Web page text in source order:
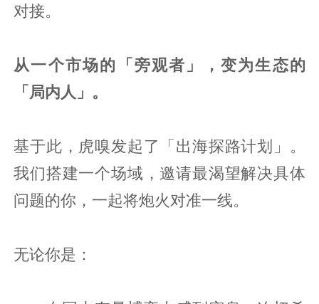
对接。
从一个市场的「旁观者」，变为生态的
「局内人」。
基于此，虎嗅发起了「出海探路计划」。
我们搭建一个场域，邀请最渴望解决具体
问题的你，一起将炮火对准一线。
无论你是：